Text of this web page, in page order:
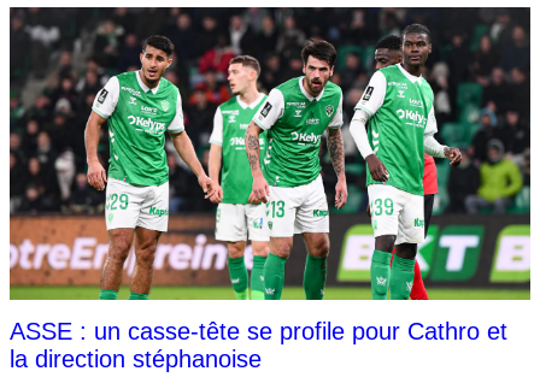
ASSE : un casse-tête se profile pour Cathro et
la direction stéphanoise